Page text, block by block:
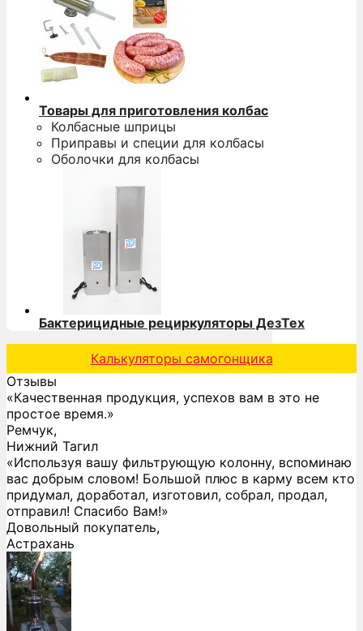
Товары для приготовления колбас
Колбасные шприцы
Приправы и специи для колбасы
Оболочки для колбасы
Бактерицидные рециркуляторы ДезТех
Калькуляторы самогонщика
Отзывы
«Качественная продукция, успехов вам в это не
простое время.»
Ремчук,
Нижний Тагил
«Используя вашу фильтрующую колонну, вспоминаю
вас добрым словом! Большой плюс в карму всем кто
придумал, доработал, изготовил, собрал, продал,
отправил! Спасибо Вам!»
Довольный покупатель,
Астрахань